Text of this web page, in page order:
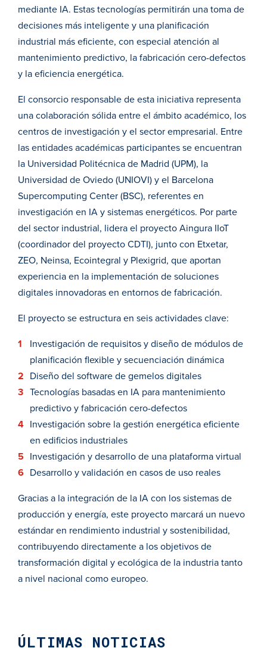
mediante IA. Estas tecnologías permitirán una toma de
decisiones más inteligente y una planificación
industrial más eficiente, con especial atención al
mantenimiento predictivo, la fabricación cero-defectos
y la eficiencia energética.
El consorcio responsable de esta iniciativa representa
una colaboración sólida entre el ámbito académico, los
centros de investigación y el sector empresarial. Entre
las entidades académicas participantes se encuentran
la Universidad Politécnica de Madrid (UPM), la
Universidad de Oviedo (UNIOVI) y el Barcelona
Supercomputing Center (BSC), referentes en
investigación en IA y sistemas energéticos. Por parte
del sector industrial, lidera el proyecto Aingura IIoT
(coordinador del proyecto CDTI), junto con Etxetar,
ZEO, Neinsa, Ecointegral y Plexigrid, que aportan
experiencia en la implementación de soluciones
digitales innovadoras en entornos de fabricación.
El proyecto se estructura en seis actividades clave:
Investigación de requisitos y diseño de módulos de
planificación flexible y secuenciación dinámica
Diseño del software de gemelos digitales
Tecnologías basadas en IA para mantenimiento
predictivo y fabricación cero-defectos
Investigación sobre la gestión energética eficiente
en edificios industriales
Investigación y desarrollo de una plataforma virtual
Desarrollo y validación en casos de uso reales
Gracias a la integración de la IA con los sistemas de
producción y energía, este proyecto marcará un nuevo
estándar en rendimiento industrial y sostenibilidad,
contribuyendo directamente a los objetivos de
transformación digital y ecológica de la industria tanto
a nivel nacional como europeo.
ÚLTIMAS NOTICIAS